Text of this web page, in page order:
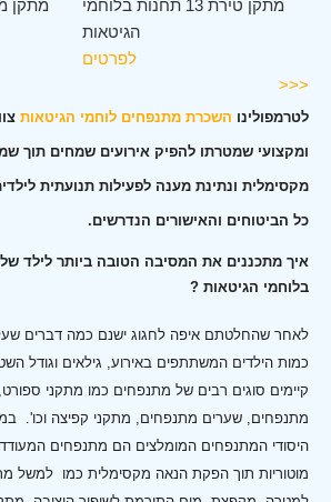
מתקן
מתקן טירת 13 תחנות בלוחמי
הגיטאות
לפרטים
<<<
לטרמפולינו השכרת מתנפחים לוחמי הגיטאות
ומקצועי שמטרתו להפיק אירועים שמחים תוך
מקסימלית ונתינת מענה לפעילות תנועתית
כל הביטוחים והאישורים הנדרשים.
איך מתכננים את המסיבה הטובה ביותר לילד
בלוחמי הגיטאות ?
לאחר שהחלטתם איפה לחגוג ישנם כמה דברים
כמות הילדים המשתתפים באירוע, גילאים וגודל
קיימים סוגים רבים של מתנפחים כמו מתקני
מתנפחים, שערים מתנפחים, מתקני קפיצה וכו'.
היסודי המתנפחים המומלצים הם מתנפחים
מוטוריות תוך הפקת הנאה מקסימלית כמו למשל